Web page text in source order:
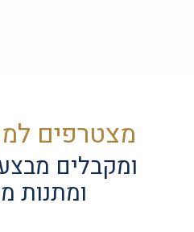
מצטרפים
ומקבלים
ומתנות